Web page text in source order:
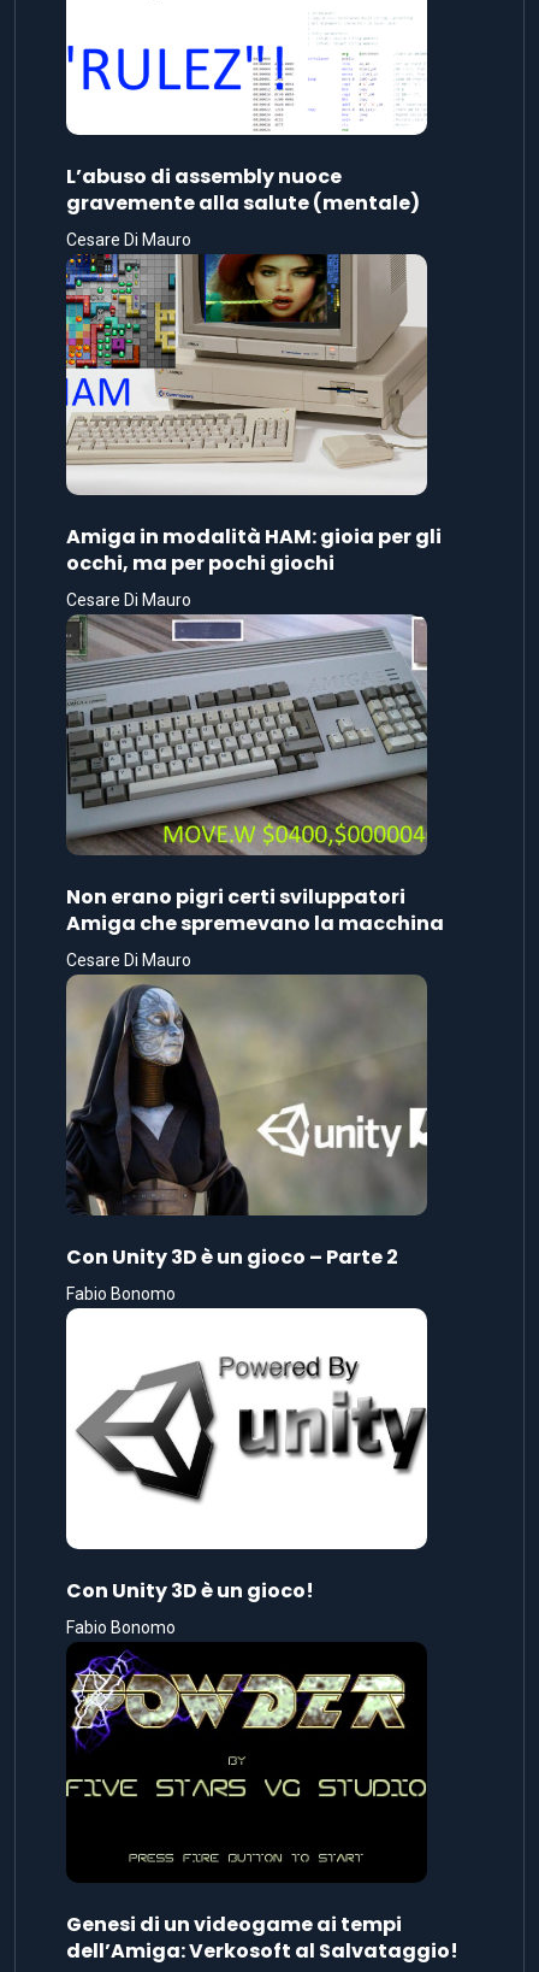
L’abuso di assembly nuoce
gravemente alla salute (mentale)
Cesare Di Mauro
Amiga in modalità HAM: gioia per gli
occhi, ma per pochi giochi
Cesare Di Mauro
Non erano pigri certi sviluppatori
Amiga che spremevano la macchina
Cesare Di Mauro
Con Unity 3D è un gioco – Parte 2
Fabio Bonomo
Con Unity 3D è un gioco!
Fabio Bonomo
Genesi di un videogame ai tempi
dell’Amiga: Verkosoft al Salvataggio!